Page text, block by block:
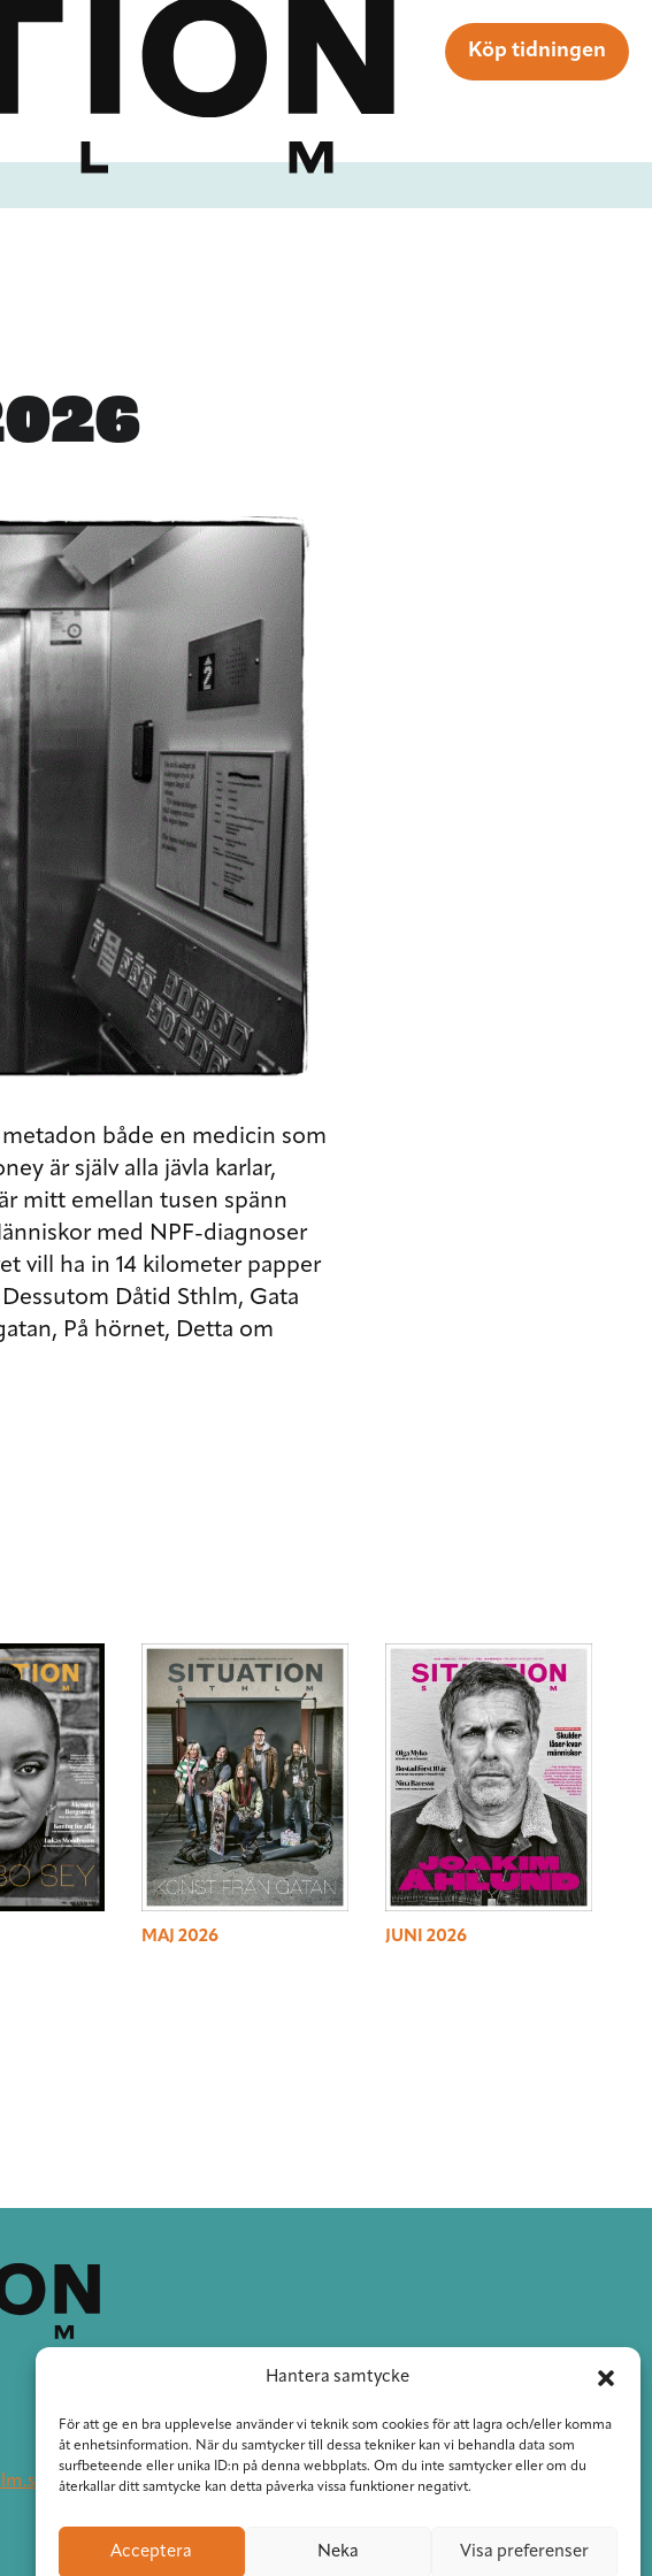
Hantera samtycke
För att ge en bra upplevelse använder vi teknik som cookies för att lagra och/eller komma
åt enhetsinformation. När du samtycker till dessa tekniker kan vi behandla data som
surfbeteende eller unika ID:n på denna webbplats. Om du inte samtycker eller om du
återkallar ditt samtycke kan detta påverka vissa funktioner negativt.
Acceptera Neka Visa preferenser
Köp tidningen
både en medicin som
är själv alla jävla karlar,
mitt emellan tusen spänn
med NPF-diagnoser
vill ha in 14 kilometer papper
Dåtid Sthlm, Gata
På hörnet, Detta om
MAJ 2026 JUNI 2026